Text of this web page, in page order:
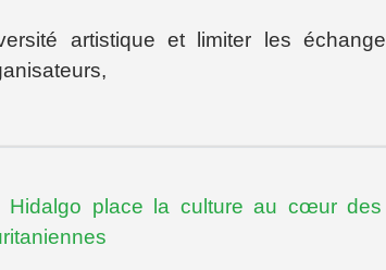
artistique et limiter les
Hidalgo place la culture au cœur des